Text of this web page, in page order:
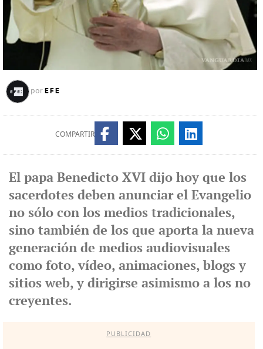
por EFE
COMPARTIR
El papa Benedicto XVI dijo hoy que los
sacerdotes deben anunciar el Evangelio
no sólo con los medios tradicionales,
sino también de los que aporta la nueva
generación de medios audiovisuales
como foto, vídeo, animaciones, blogs y
sitios web, y dirigirse asimismo a los no
creyentes.
PUBLICIDAD